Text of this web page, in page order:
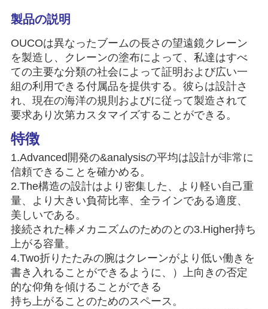
品
質
管
理
ニ
ュ
ー
ス
事
件
製品の説明
OUCOは異なったブームの長さの望遠鏡クレーン
を製造し、クレーンの塗布によって、私達はすべ
ての主要な分類の社会によって証明および広い一
組の利用できる付属品を提供する。彼らは設計さ
れ、現在の海洋の規則およびに従って製造されて
要求あり次第カスタマイズすることができる。
特徴
1.Advanced開発の&analysisの平均は設計が非常に
信頼できることを確かめる。
2.The構造の設計はより密集した、より軽い自己重
量、より大きい負荷比率、全ラインである適度、
美しいである。
接続された棒メカニズムのためのとの3.Higher持ち
上がる容量。
4.Two折りたたみの腕はクレーンがより低い働きを
書き入れることができるように、）上向きの否定
的な仰角を傾けることができる
持ち上がることのためのスペース。